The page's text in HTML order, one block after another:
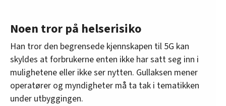
Noen tror på helserisiko
Han tror den begrensede kjennskapen til 5G kan
skyldes at forbrukerne enten ikke har satt seg inn i
mulighetene eller ikke ser nytten. Gullaksen mener
operatører og myndigheter må ta tak i tematikken
under utbyggingen.